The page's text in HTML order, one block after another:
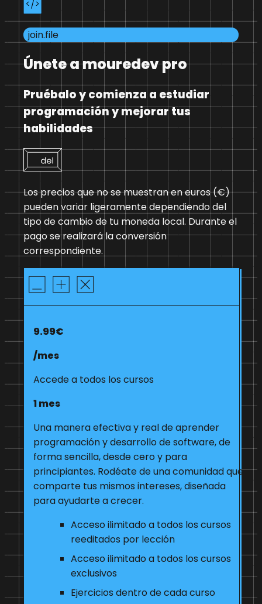
join.file
Únete a mouredev pro
Pruébalo y comienza a estudiar
programación y mejorar tus
habilidades
Los precios que no se muestran en euros (€)
pueden variar ligeramente dependiendo del
tipo de cambio de tu moneda local. Durante el
pago se realizará la conversión
correspondiente.
9.99€
/mes
Accede a todos los cursos
1 mes
Una manera efectiva y real de aprender
programación y desarrollo de software, de
forma sencilla, desde cero y para
principiantes. Rodéate de una comunidad que
comparte tus mismos intereses, diseñada
para ayudarte a crecer.
Acceso ilimitado a todos los cursos
reeditados por lección
Acceso ilimitado a todos los cursos
exclusivos
Ejercicios dentro de cada curso